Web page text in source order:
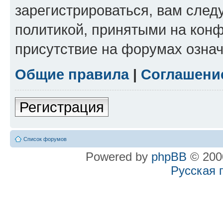
зарегистрироваться, вам
политикой, принятыми на
присутствие на форумах
Общие правила|
Регистрация
Список форумов
Powered by phpBB ©
Русская